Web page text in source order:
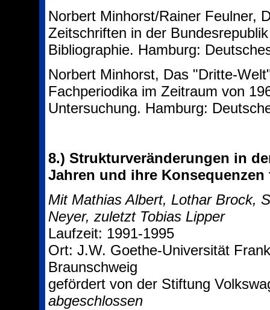
Norbert Minhorst/Rainer Feulner,
Zeitschriften in der
Bibliographie. Hamburg:
Norbert Minhorst, Das "Dritte-
Fachperiodika im Zeitraum von
Untersuchung. Hamburg:
8.) Strukturveränderungen in
Jahren und ihre
Mit Mathias Albert, Lothar Brock,
Neyer, zuletzt Tobias Lipper
Laufzeit: 1991-1995
Ort: J.W. Goethe-Universität
Braunschweig
gefördert von der Stiftung
abgeschlossen